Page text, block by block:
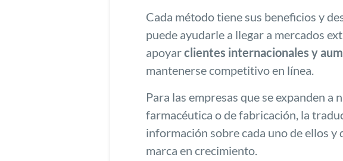
Cada método tiene sus beneficios y
puede ayudarle a llegar a mercados
apoyarclientes internacionales y
mantenerse competitivo en línea.
Para las empresas que se expanden
farmacéutica o de fabricación, la
información sobre cada uno de ellos y
marca en crecimiento.